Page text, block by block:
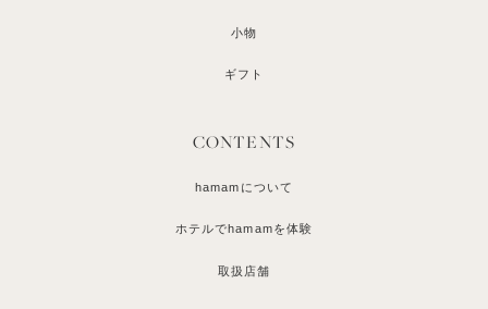
小物
ギフト
CONTENTS
hamamについて
ホテルでhamamを体験
取扱店舗